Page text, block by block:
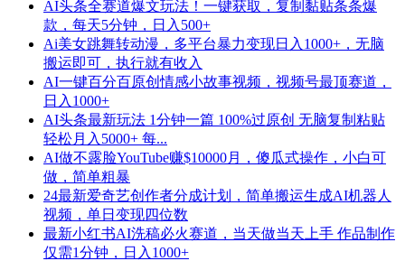
AI头条全赛道爆文玩法！一键获取，复制黏贴条条爆
款，每天5分钟，日入500+
Ai美女跳舞转动漫，多平台暴力变现日入1000+，无脑
搬运即可，执行就有收入
AI一键百分百原创情感小故事视频，视频号最顶赛道，
日入1000+
AI头条最新玩法 1分钟一篇 100%过原创 无脑复制粘贴
轻松月入5000+ 每...
AI做不露脸YouTube赚$10000月，傻瓜式操作，小白可
做，简单粗暴
24最新爱奇艺创作者分成计划，简单搬运生成AI机器人
视频，单日变现四位数
最新小红书AI洗稿必火赛道，当天做当天上手 作品制作
仅需1分钟，日入1000+